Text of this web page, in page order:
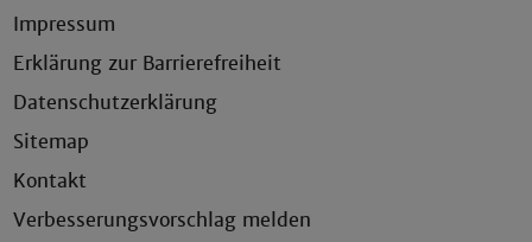
Impressum
Erklärung zur Barrierefreiheit
Datenschutzerklärung
Sitemap
Kontakt
Verbesserungsvorschlag melden